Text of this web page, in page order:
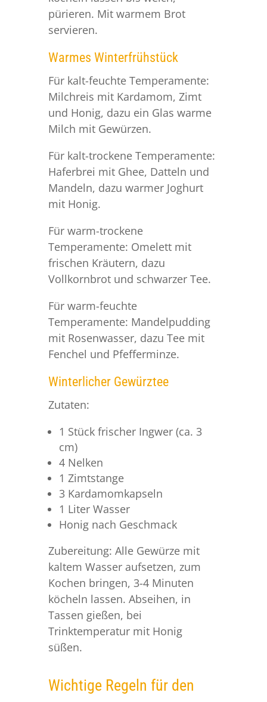
pürieren. Mit warmem Brot
servieren.
Warmes Winterfrühstück
Für kalt-feuchte Temperamente:
Milchreis mit Kardamom, Zimt
und Honig, dazu ein Glas warme
Milch mit Gewürzen.
Für kalt-trockene Temperamente:
Haferbrei mit Ghee, Datteln und
Mandeln, dazu warmer Joghurt
mit Honig.
Für warm-trockene
Temperamente: Omelett mit
frischen Kräutern, dazu
Vollkornbrot und schwarzer Tee.
Für warm-feuchte
Temperamente: Mandelpudding
mit Rosenwasser, dazu Tee mit
Fenchel und Pfefferminze.
Winterlicher Gewürztee
Zutaten:
1 Stück frischer Ingwer (ca. 3
cm)
4 Nelken
1 Zimtstange
3 Kardamomkapseln
1 Liter Wasser
Honig nach Geschmack
Zubereitung: Alle Gewürze mit
kaltem Wasser aufsetzen, zum
Kochen bringen, 3-4 Minuten
köcheln lassen. Abseihen, in
Tassen gießen, bei
Trinktemperatur mit Honig
süßen.
Wichtige Regeln für den